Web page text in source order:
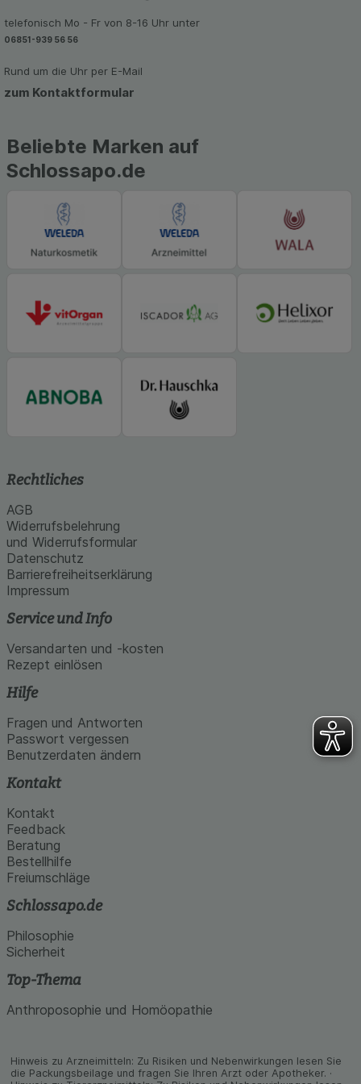
zu gestalten. Bitte beachten Sie, dass Daten
hierfür teilweise an Dritte wie z.B. Google oder
telefonisch Mo - Fr von 8-16 Uhr unter
06851-939 56 56
Rund um die Uhr per E-Mail
zum Kontaktformular
Beliebte Marken auf
Schlossapo.de
Rechtliches
AGB
Widerrufsbelehrung
und Widerrufsformular
Datenschutz
Barrierefreiheitserklärung
Impressum
Service und Info
Versandarten und -kosten
Rezept einlösen
Hilfe
Fragen und Antworten
Passwort vergessen
Benutzerdaten ändern
Kontakt
Kontakt
Feedback
Beratung
Bestellhilfe
Freiumschläge
Schlossapo.de
Philosophie
Sicherheit
Top-Thema
Anthroposophie und Homöopathie
Hinweis zu Arzneimitteln: Zu Risiken und Neben­wirkungen lesen Sie
die Packungs­beilage und fragen Sie Ihren Arzt oder Apo­theker. ·